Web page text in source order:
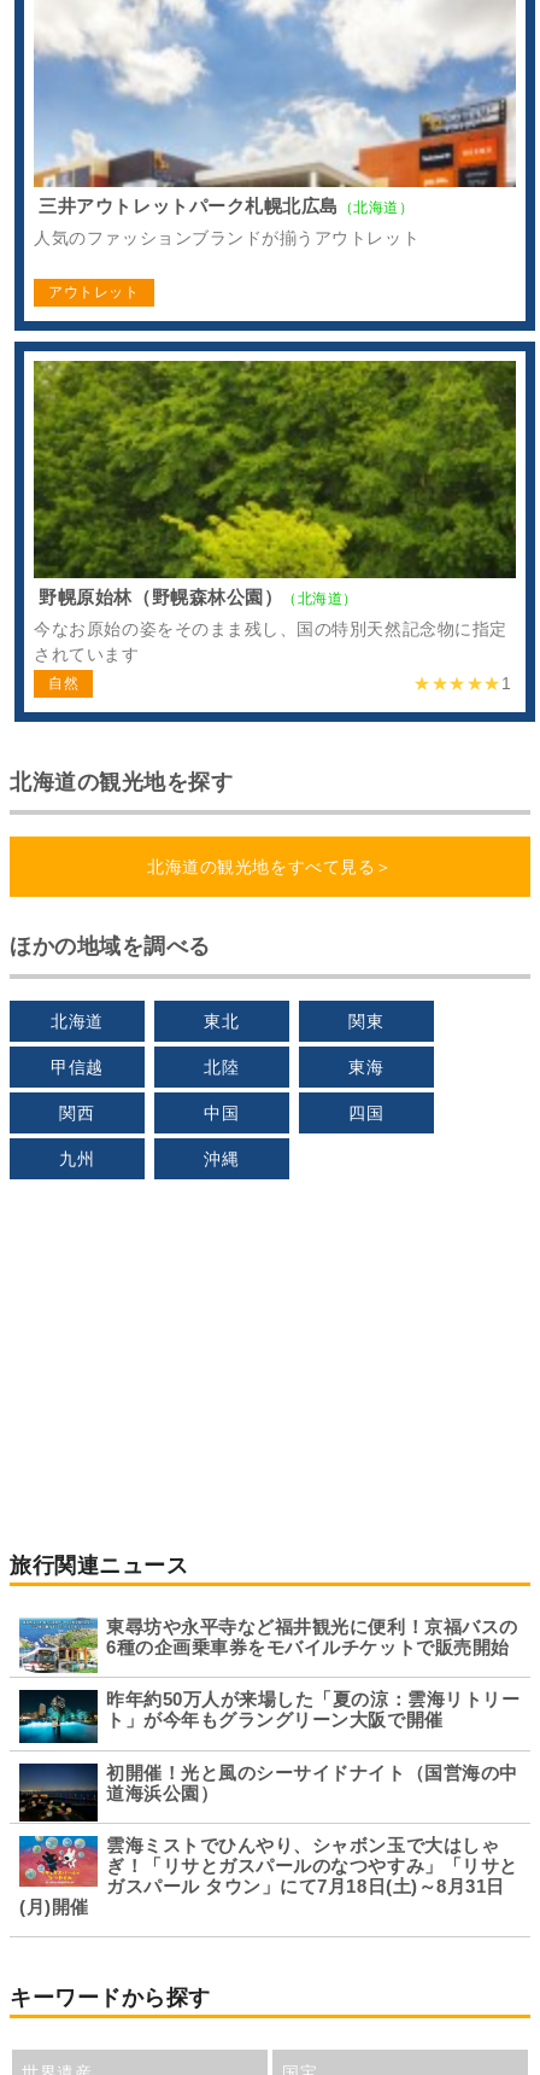
三井アウトレットパーク札幌北広島 （北海道）
人気のファッションブランドが揃うアウトレット
アウトレット
野幌原始林（野幌森林公園） （北海道）
今なお原始の姿をそのまま残し、国の特別天然記念物に指定
されています
自然 ★★★★★1
北海道の観光地を探す
北海道の観光地をすべて見る＞
ほかの地域を調べる
北海道 東北 関東
甲信越 北陸 東海
関西 中国 四国
九州 沖縄
旅行関連ニュース
東尋坊や永平寺など福井観光に便利！京福バスの
6種の企画乗車券をモバイルチケットで販売開始
昨年約50万人が来場した「夏の涼：雲海リトリー
ト」が今年もグラングリーン大阪で開催
初開催！光と風のシーサイドナイト（国営海の中
道海浜公園）
雲海ミストでひんやり、シャボン玉で大はしゃ
ぎ！「リサとガスパールのなつやすみ」「リサと
ガスパール タウン」にて7月18日(土)～8月31日
(月)開催
キーワードから探す